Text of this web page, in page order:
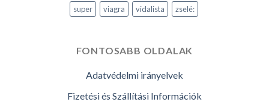
super
viagra vidalista zselé:
FONTOSABB OLDALAK
Adatvédelmi irányelvek
Fizetési és Szállítási Információk